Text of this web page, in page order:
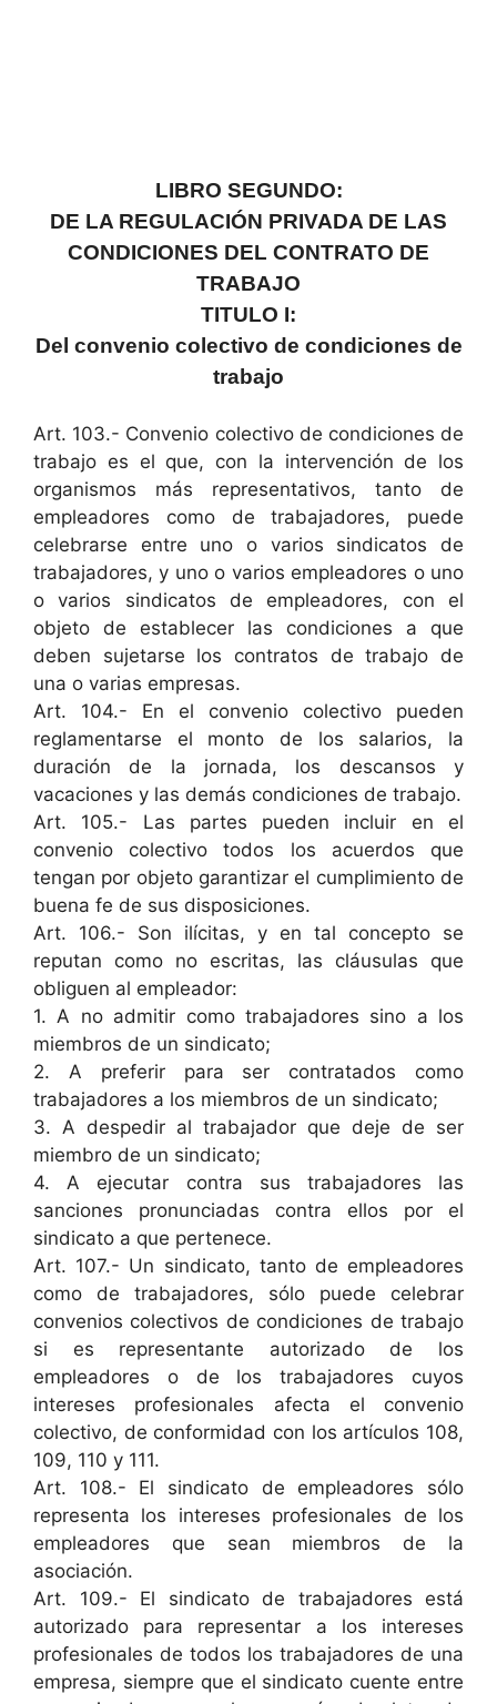
LIBRO SEGUNDO:
DE LA REGULACIÓN PRIVADA DE LAS
CONDICIONES DEL CONTRATO DE
TRABAJO
TITULO I:
Del convenio colectivo de condiciones de
trabajo
Art. 103.- Convenio colectivo de condiciones de
trabajo es el que, con la intervención de los
organismos más representativos, tanto de
empleadores como de trabajadores, puede
celebrarse entre uno o varios sindicatos de
trabajadores, y uno o varios empleadores o uno
o varios sindicatos de empleadores, con el
objeto de establecer las condiciones a que
deben sujetarse los contratos de trabajo de
una o varias empresas.
Art. 104.- En el convenio colectivo pueden
reglamentarse el monto de los salarios, la
duración de la jornada, los descansos y
vacaciones y las demás condiciones de trabajo.
Art. 105.- Las partes pueden incluir en el
convenio colectivo todos los acuerdos que
tengan por objeto garantizar el cumplimiento de
buena fe de sus disposiciones.
Art. 106.- Son ilícitas, y en tal concepto se
reputan como no escritas, las cláusulas que
obliguen al empleador:
1. A no admitir como trabajadores sino a los
miembros de un sindicato;
2. A preferir para ser contratados como
trabajadores a los miembros de un sindicato;
3. A despedir al trabajador que deje de ser
miembro de un sindicato;
4. A ejecutar contra sus trabajadores las
sanciones pronunciadas contra ellos por el
sindicato a que pertenece.
Art. 107.- Un sindicato, tanto de empleadores
como de trabajadores, sólo puede celebrar
convenios colectivos de condiciones de trabajo
si es representante autorizado de los
empleadores o de los trabajadores cuyos
intereses profesionales afecta el convenio
colectivo, de conformidad con los artículos 108,
109, 110 y 111.
Art. 108.- El sindicato de empleadores sólo
representa los intereses profesionales de los
empleadores que sean miembros de la
asociación.
Art. 109.- El sindicato de trabajadores está
autorizado para representar a los intereses
profesionales de todos los trabajadores de una
empresa, siempre que el sindicato cuente entre